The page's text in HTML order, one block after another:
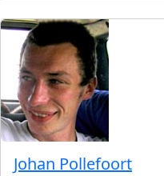
Johan Pollefoort